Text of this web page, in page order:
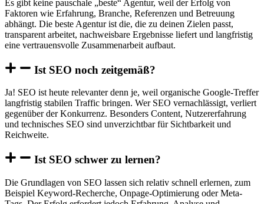
Es gibt keine pauschale „beste“ Agentur, weil der Erfolg von
Faktoren wie Erfahrung, Branche, Referenzen und Betreuung
abhängt. Die beste Agentur ist die, die zu deinen Zielen passt,
transparent arbeitet, nachweisbare Ergebnisse liefert und langfristig
eine vertrauensvolle Zusammenarbeit aufbaut.
Ist SEO noch zeitgemäß?
Ja! SEO ist heute relevanter denn je, weil organische Google-Treffer
langfristig stabilen Traffic bringen. Wer SEO vernachlässigt, verliert
gegenüber der Konkurrenz. Besonders Content, Nutzererfahrung
und technisches SEO sind unverzichtbar für Sichtbarkeit und
Reichweite.
Ist SEO schwer zu lernen?
Die Grundlagen von SEO lassen sich relativ schnell erlernen, zum
Beispiel Keyword-Recherche, Onpage-Optimierung oder Meta-